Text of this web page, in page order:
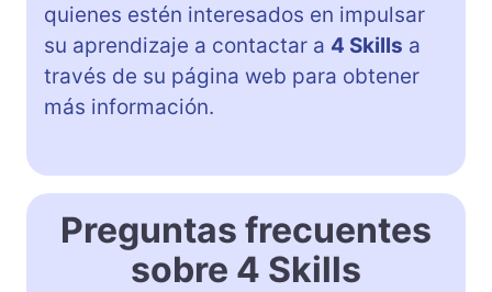
quienes estén interesados en impulsar
su aprendizaje a contactar a 4 Skills a
través de su página web para obtener
más información.
Preguntas frecuentes
sobre 4 Skills